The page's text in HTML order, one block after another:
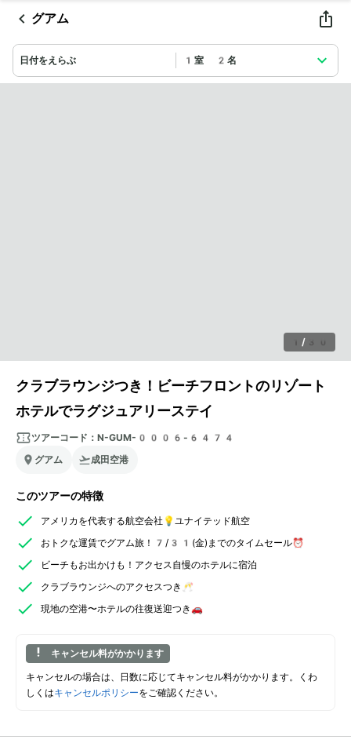
グアム
日付をえらぶ 1室 2名
1 / 30
クラブラウンジつき！ビーチフロントのリゾート
ホテルでラグジュアリーステイ
ツアーコード： N-GUM-0006-6474
グアム
成田空港
このツアーの特徴
アメリカを代表する航空会社💡ユナイテッド航空
おトクな運賃でグアム旅！7/31(金)までのタイムセール⏰
ビーチもお出かけも！アクセス自慢のホテルに宿泊
クラブラウンジへのアクセスつき🥂
現地の空港〜ホテルの往復送迎つき🚗
キャンセル料がかかります
キャンセルの場合は、日数に応じてキャンセル料がかかります。くわ
しくはキャンセルポリシーをご確認ください。